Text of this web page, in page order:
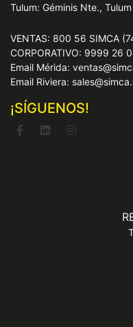
Tulum: Géminis Nte.,
VENTAS: 800 56 SIMCA
CORPORATIVO: 9999 26
Email Mérida:
Email Riviera:
¡SÍGUENOS!